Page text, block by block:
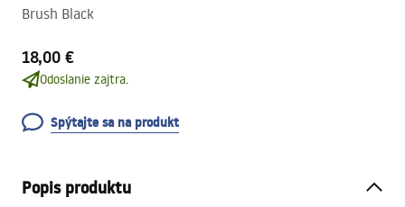
Brush Black
18,00 €
Odoslanie zajtra.
Spýtajte sa na produkt
Popis produktu